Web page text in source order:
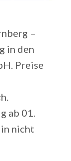
–
in den
Preise
ab 01.
nicht